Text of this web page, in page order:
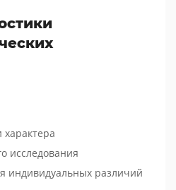
характера
исследования
индивидуальных различий